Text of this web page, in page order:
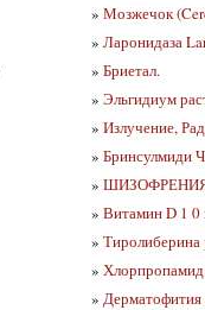
» Мозжечок
» Ларонидаза
» Бриетал.
» Эльгидиум
» Излучение,
» Бринсулмиди
»
» Витамин D 1
» Тиролиберина
»
»